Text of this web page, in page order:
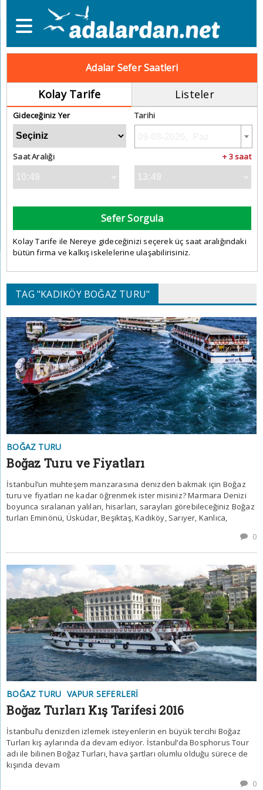
Adalar Sefer Saatleri
Kolay Tarife Listeler
Gideceğiniz Yer Tarihi
Saat Aralığı + 3 saat
Sefer Sorgula
Kolay Tarife ile Nereye gideceğinizi seçerek üç saat aralığındaki
bütün firma ve kalkış iskelelerine ulaşabilirisiniz.
TAG "KADIKÖY BOĞAZ TURU"
BOĞAZ TURU
Boğaz Turu ve Fiyatları
İstanbul’un muhteşem manzarasına denizden bakmak için Boğaz
turu ve fiyatları ne kadar öğrenmek ister misiniz? Marmara Denizi
boyunca sıralanan yalıları, hisarları, sarayları görebileceğiniz Boğaz
turları Eminönü, Üsküdar, Beşiktaş, Kadıköy, Sarıyer, Kanlıca,
0
BOĞAZ TURU VAPUR SEFERLERI
Boğaz Turları Kış Tarifesi 2016
İstanbul’u denizden izlemek isteyenlerin en büyük tercihi Boğaz
Turları kış aylarında da devam ediyor. İstanbul’da Bosphorus Tour
adı ile bilinen Boğaz Turları, hava şartları olumlu olduğu sürece de
kışında devam
0